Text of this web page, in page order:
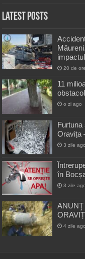
Latest Posts
20 de
11
o zi ago
Oravița
3 zile ago
în
3 zile ago
4 zile ago